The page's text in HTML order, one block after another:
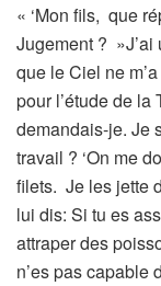
« ‘Mon fils, que
Jugement ?
que le Ciel ne
pour l’étude de
demandais-je. Je
travail ? ‘On me
filets. Je les jette
lui dis: Si tu es
attraper des
n’es pas capable